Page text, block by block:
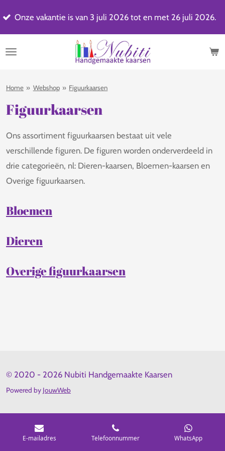
Ga
de
vakantie is van 3 juli 2026 tot en met 26 juli 2026.
Home » Webshop » Figuurkaarsen
Figuurkaarsen
Ons assortiment figuurkaarsen bestaat uit vele
verschillende figuren. De figuren worden onderverdeeld in
drie categorieën, nl: Dieren-kaarsen, Bloemen-kaarsen en
Overige figuurkaarsen.
Bloemen
Dieren
Overige figuurkaarsen
© 2020 - 2026 Nubiti Handgemaakte Kaarsen
Powered by JouwWeb
E-mailadres Telefoonnummer WhatsApp